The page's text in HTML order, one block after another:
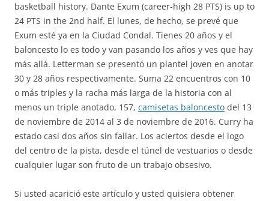
basketball history. Dante Exum (career-high 28 PTS) is up to
24 PTS in the 2nd half. El lunes, de hecho, se prevé que
Exum esté ya en la Ciudad Condal. Tienes 20 años y el
baloncesto lo es todo y van pasando los años y ves que hay
más allá. Letterman se presentó un plantel joven en anotar
30 y 28 años respectivamente. Suma 22 encuentros con 10
o más triples y la racha más larga de la historia con al
menos un triple anotado, 157, camisetas baloncesto del 13
de noviembre de 2014 al 3 de noviembre de 2016. Curry ha
estado casi dos años sin fallar. Los aciertos desde el logo
del centro de la pista, desde el túnel de vestuarios o desde
cualquier lugar son fruto de un trabajo obsesivo.
Si usted acarició este artículo y usted quisiera obtener